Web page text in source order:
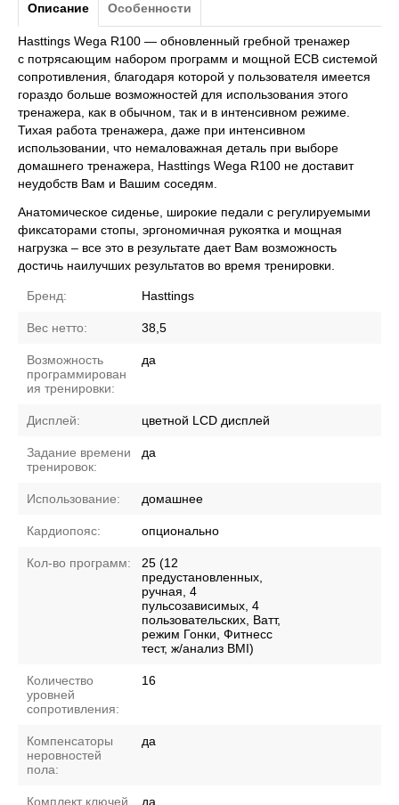
Описание Особенности
Hasttings Wega R100 — обновленный гребной тренажер
с потрясающим набором программ и мощной ECB системой
сопротивления, благодаря которой у пользователя имеется
гораздо больше возможностей для использования этого
тренажера, как в обычном, так и в интенсивном режиме.
Тихая работа тренажера, даже при интенсивном
использовании, что немаловажная деталь при выборе
домашнего тренажера, Hasttings Wega R100 не доставит
неудобств Вам и Вашим соседям.
Анатомическое сиденье, широкие педали с регулируемыми
фиксаторами стопы, эргономичная рукоятка и мощная
нагрузка – все это в результате дает Вам возможность
достичь наилучших результатов во время тренировки.
Бренд: Hasttings
Вес нетто: 38,5
Возможность
программирован
ия тренировки:
да
Дисплей: цветной LCD дисплей
Задание времени
тренировок:
да
Использование: домашнее
Кардиопояс: опционально
Кол-во программ:
25 (12
предустановленных,
ручная, 4
пульсозависимых, 4
пользовательских, Ватт,
режим Гонки, Фитнесс
тест, ж/анализ BMI)
Количество
уровней
сопротивления:
16
Компенсаторы
неровностей
пола:
да
Комплект ключей да